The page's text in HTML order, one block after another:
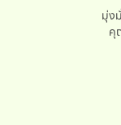
มุ่ง
คุ